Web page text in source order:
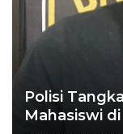
Polisi
Mahasiswi